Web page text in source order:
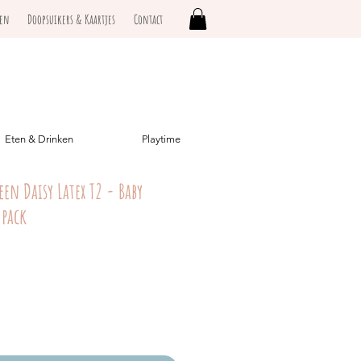
Doopsuikers & Kaartjes Contact
Eten & Drinken Playtime
Daisy Latex T2 - Baby